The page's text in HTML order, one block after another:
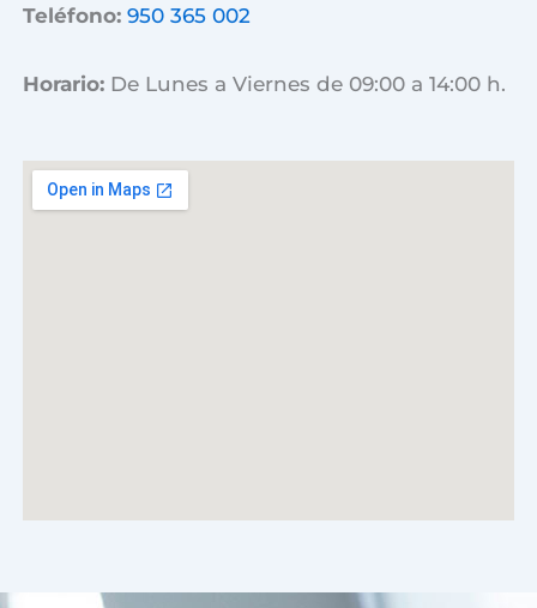
Teléfono: 950 365 002
Horario: De Lunes a Viernes de 09:00 a 14:00 h.